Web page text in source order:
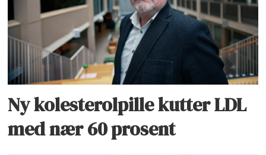
Ny kolesterolpille kutter LDL
med nær 60 prosent